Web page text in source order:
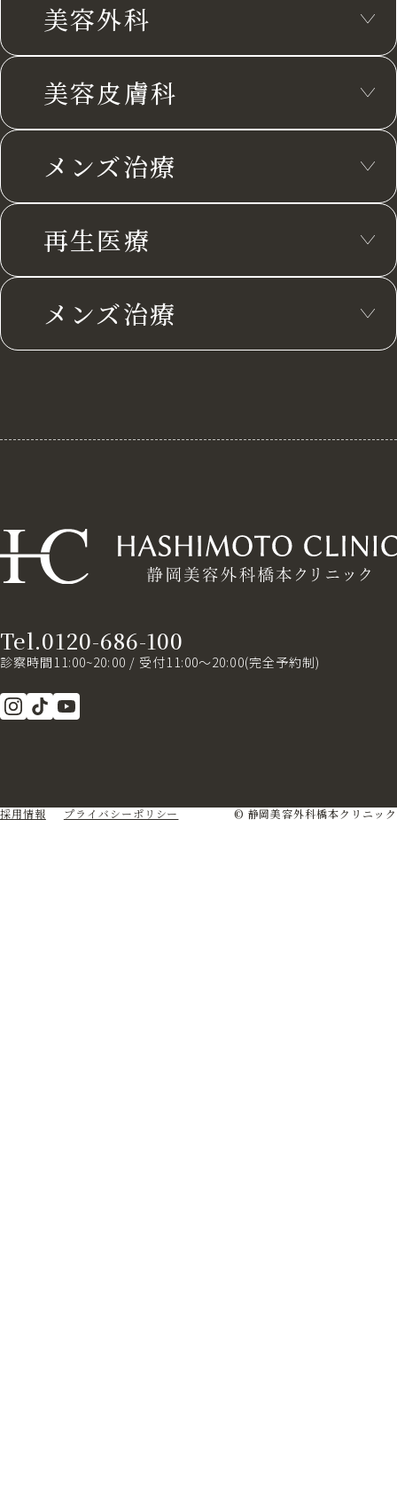
美容外科
美容皮膚科
メンズ治療
再生医療
メンズ治療
Tel.0120-686-100
診察時間11:00~20:00 / 受付11:00～20:00(完全予約制)
採用情報 プライバシーポリシー © 静岡美容外科橋本クリニック